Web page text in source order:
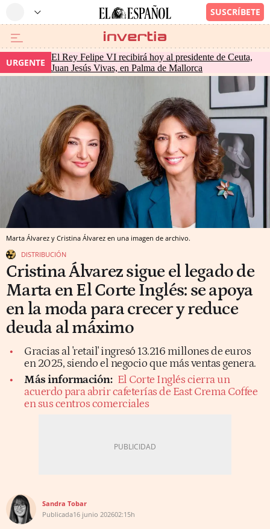
URGENTE
El Rey Felipe VI recibirá hoy al presidente de Ceuta,
Juan Jesús Vivas, en Palma de Mallorca
Marta Álvarez y Cristina Álvarez en una imagen de archivo.
DISTRIBUCIÓN
Cristina Álvarez sigue el legado de
Marta en El Corte Inglés: se apoya
en la moda para crecer y reduce
deuda al máximo
Gracias al 'retail' ingresó 13.216 millones de euros
en 2025, siendo el negocio que más ventas genera.
Más información: El Corte Inglés cierra un
acuerdo para abrir cafeterías de East Crema Coffee
en sus centros comerciales
Sandra Tobar
Publicada16 junio 202602:15h